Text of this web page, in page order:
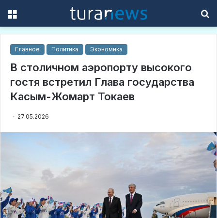
Главное Политика Экономика
В столичном аэропорту высокого
гостя встретил Глава государства
Касым-Жомарт Токаев
27.05.2026